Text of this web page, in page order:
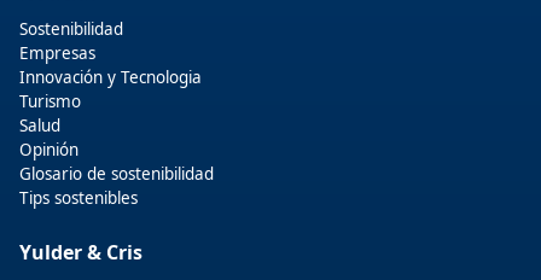
Sostenibilidad
Empresas
Innovación y Tecnologia
Turismo
Salud
Opinión
Glosario de sostenibilidad
Tips sostenibles
Yulder & Cris